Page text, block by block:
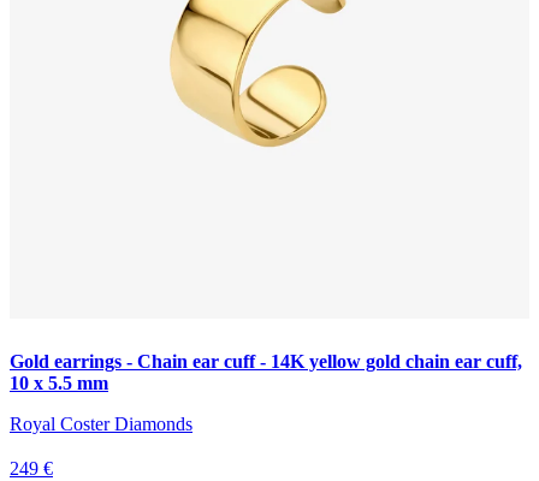
Gold earrings - Chain ear cuff - 14K yellow gold chain ear cuff,
10 x 5.5 mm
Royal Coster Diamonds
249 €